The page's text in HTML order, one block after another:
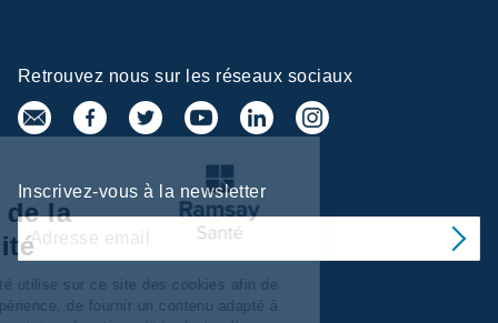
Retrouvez nous sur les réseaux sociaux
Inscrivez-vous à la newsletter
Centre de
préférences de la
confidentialité
Ramsay Services/Santé utilise sur ce site des cookies afin de
personnaliser votre expérience, de fournir un contenu adapté à